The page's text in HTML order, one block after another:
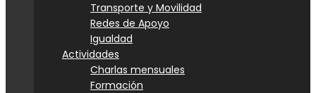
Transporte y Movilidad
Redes de Apoyo
Igualdad
Actividades
Charlas mensuales
Formación